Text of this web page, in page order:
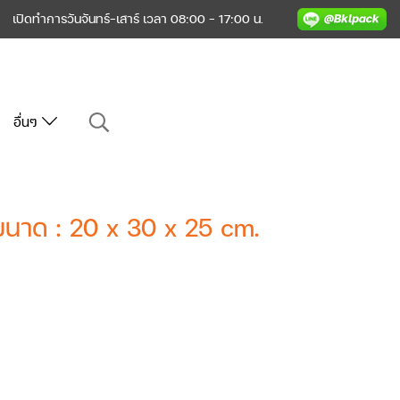
เปิดทำการวันจันทร์-เสาร์ เวลา 08:00 - 17:00 น.
อื่นๆ
าด : 20 x 30 x 25 cm.